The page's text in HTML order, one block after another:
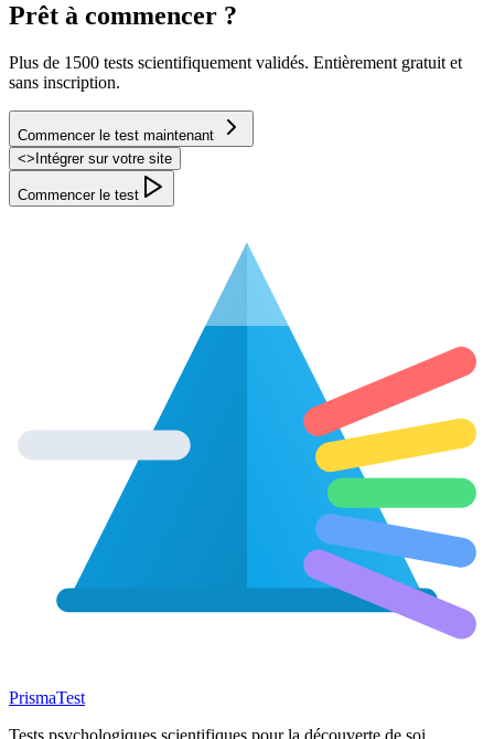
Prêt à commencer ?
Plus de 1500 tests scientifiquement validés. Entièrement gratuit et
sans inscription.
Commencer le test maintenant
<> Intégrer sur votre site
Commencer le test
PrismaTest